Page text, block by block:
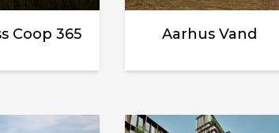
Coop 365 Aarhus Vand